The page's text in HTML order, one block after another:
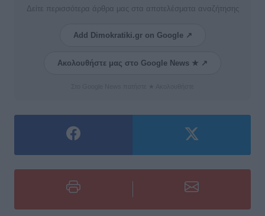
Δείτε περισσότερα άρθρα μας στα αποτελέσματα αναζήτησης
Add Dimokratiki.gr on Google ↗
Ακολουθήστε μας στο Google News ★ ↗